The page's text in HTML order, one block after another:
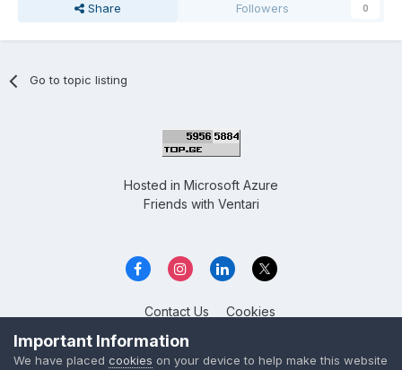
Share Followers 0
Go to topic listing
Hosted in Microsoft Azure
Friends with Ventari
Contact Us Cookies
Overclockers GE
Powered by Invision Community
Important Information
We have placed cookies on your device to help make this website